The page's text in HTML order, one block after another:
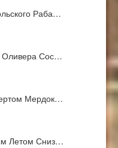
Раба…
Оливера Сос…
Мердок…
Летом Сниз…